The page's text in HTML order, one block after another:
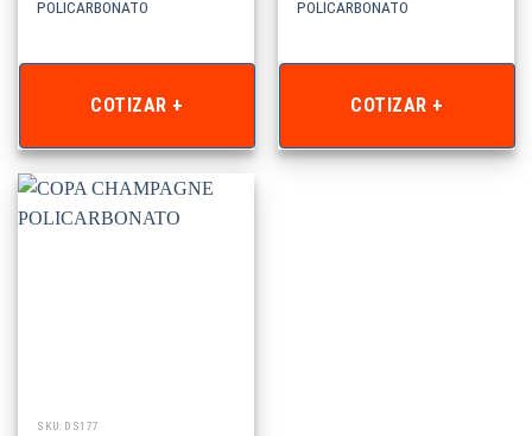
POLICARBONATO
COTIZAR +
POLICARBONATO
COTIZAR +
SKU: DS177